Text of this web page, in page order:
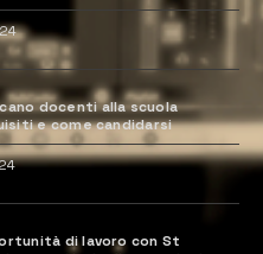
docenti alla scuola
e come candidarsi
di lavoro con St